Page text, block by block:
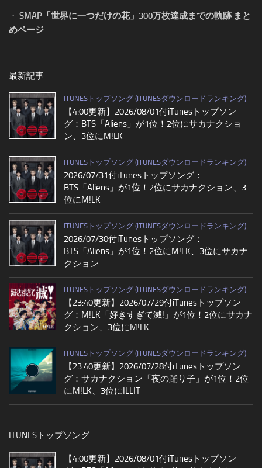
・ SMAP「世界に一つだけの花」300万枚達成までの軌跡 まと
めページ
最新記事
ITUNESトップソング (ITUNESダウンロードランキング)
【4:00更新】2026/08/01付iTunesトップソン
グ：BTS「Aliens」が1位！2位にサカナクショ
ン、3位にM!LK
ITUNESトップソング (ITUNESダウンロードランキング)
2026/07/31付iTunesトップソング：
BTS「Aliens」が1位！2位にサカナクション、3
位にM!LK
ITUNESトップソング (ITUNESダウンロードランキング)
2026/07/30付iTunesトップソング：
BTS「Aliens」が1位！2位にM!LK、3位にサカナ
クション
ITUNESトップソング (ITUNESダウンロードランキング)
【23:40更新】2026/07/29付iTunesトップソン
グ：M!LK「好きすぎて滅!」が1位！2位にサカナ
クション、3位にM!LK
ITUNESトップソング (ITUNESダウンロードランキング)
【23:40更新】2026/07/28付iTunesトップソン
グ：サカナクション「夜の踊り子」が1位！2位
にM!LK、3位にILLIT
ITUNESトップソング
【4:00更新】2026/08/01付iTunesトップソン